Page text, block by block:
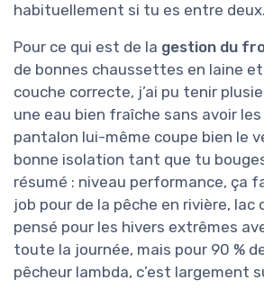
habituellement si tu es entre deux.
Pour ce qui est de la gestion du
de bonnes chaussettes en laine
couche correcte, j’ai pu tenir
une eau bien fraîche sans avoir
pantalon lui-même coupe bien le
bonne isolation tant que tu
résumé : niveau performance, ça
job pour de la pêche en rivière, lac
pensé pour les hivers extrêmes
toute la journée, mais pour 90 %
pêcheur lambda, c’est largement